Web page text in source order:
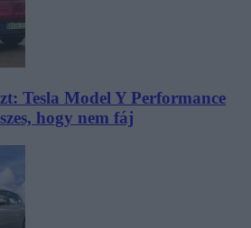
Tesla Model Y Performance
hogy nem fáj